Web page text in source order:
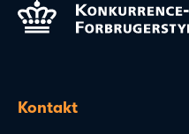
Kontakt